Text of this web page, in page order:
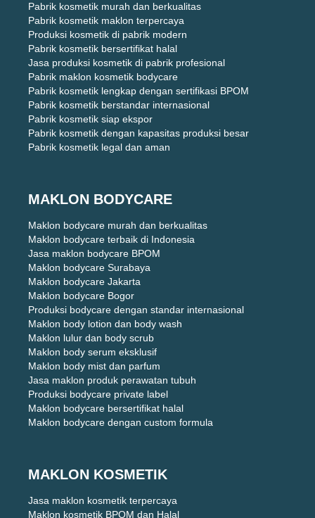
Pabrik kosmetik murah dan berkualitas
Pabrik kosmetik maklon terpercaya
Produksi kosmetik di pabrik modern
Pabrik kosmetik bersertifikat halal
Jasa produksi kosmetik di pabrik profesional
Pabrik maklon kosmetik bodycare
Pabrik kosmetik lengkap dengan sertifikasi BPOM
Pabrik kosmetik berstandar internasional
Pabrik kosmetik siap ekspor
Pabrik kosmetik dengan kapasitas produksi besar
Pabrik kosmetik legal dan aman
MAKLON BODYCARE
Maklon bodycare murah dan berkualitas
Maklon bodycare terbaik di Indonesia
Jasa maklon bodycare BPOM
Maklon bodycare Surabaya
Maklon bodycare Jakarta
Maklon bodycare Bogor
Produksi bodycare dengan standar internasional
Maklon body lotion dan body wash
Maklon lulur dan body scrub
Maklon body serum eksklusif
Maklon body mist dan parfum
Jasa maklon produk perawatan tubuh
Produksi bodycare private label
Maklon bodycare bersertifikat halal
Maklon bodycare dengan custom formula
MAKLON KOSMETIK
Jasa maklon kosmetik terpercaya
Maklon kosmetik BPOM dan Halal